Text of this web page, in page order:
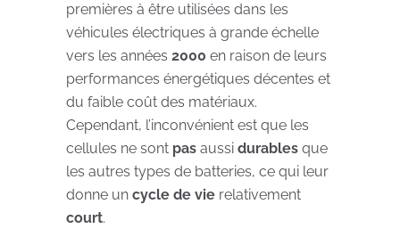
premières à être utilisées dans les
véhicules électriques à grande échelle
vers les années 2000 en raison de leurs
performances énergétiques décentes et
du faible coût des matériaux.
Cependant, l’inconvénient est que les
cellules ne sont pas aussi durables que
les autres types de batteries, ce qui leur
donne un cycle de vie relativement
court.